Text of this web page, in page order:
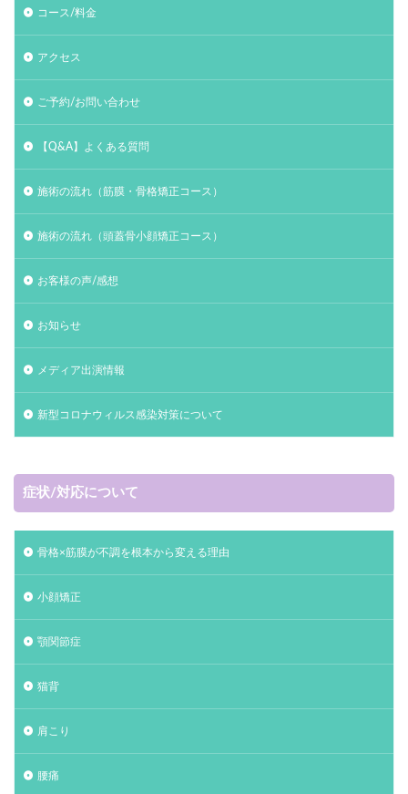
コース/料金
アクセス
ご予約/お問い合わせ
【Q&A】よくある質問
施術の流れ（筋膜・骨格矯正コース）
施術の流れ（頭蓋骨小顔矯正コース）
お客様の声/感想
お知らせ
メディア出演情報
新型コロナウィルス感染対策について
症状/対応について
骨格×筋膜が不調を根本から変える理由
小顔矯正
顎関節症
猫背
肩こり
腰痛